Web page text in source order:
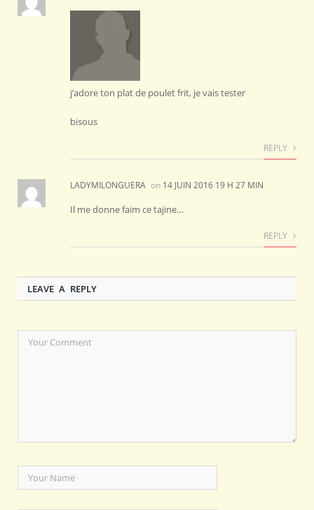
j’adore ton plat de poulet frit, je vais tester
bisous
REPLY
LADYMILONGUERA on 14 JUIN 2016 19 H 27 MIN
Il me donne faim ce tajine…
REPLY
LEAVE A REPLY